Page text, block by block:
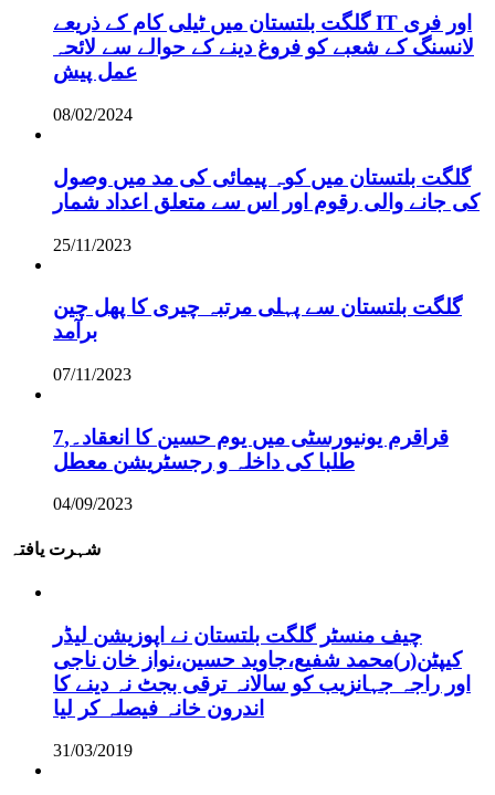
گلگت بلتستان میں ٹیلی کام کے ذریعے IT اور فری
لانسنگ کے شعبے کو فروغ دینے کے حوالے سے لائحہ
عمل پیش
08/02/2024
گلگت بلتستان میں کوہ پیمائی کی مد میں وصول
کی جانے والی رقوم اور اس سے متعلق اعداد شمار
25/11/2023
گلگت بلتستان سے پہلی مرتبہ چیری کا پھل چین
برآمد
07/11/2023
قراقرم یونیورسٹی میں یوم حسین کا انعقاد۔,7
طلبا کی داخلہ و رجسٹریشن معطل
04/09/2023
شہرت یافتہ
چیف منسٹر گلگت بلتستان نے اپوزیشن لیڈر
کیپٹن(ر)محمد شفیع،جاوید حسین،نواز خان ناجی
اور راجہ جہانزیب کو سالانہ ترقی بجٹ نہ دینے کا
اندرون خانہ فیصلہ کر لیا
31/03/2019